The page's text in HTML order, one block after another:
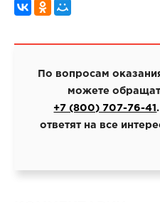
По вопросам
можете
+7 (800) 707-76-41
ответят на все